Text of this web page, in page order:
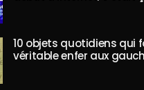
10 objets quotidiens qui
véritable enfer aux